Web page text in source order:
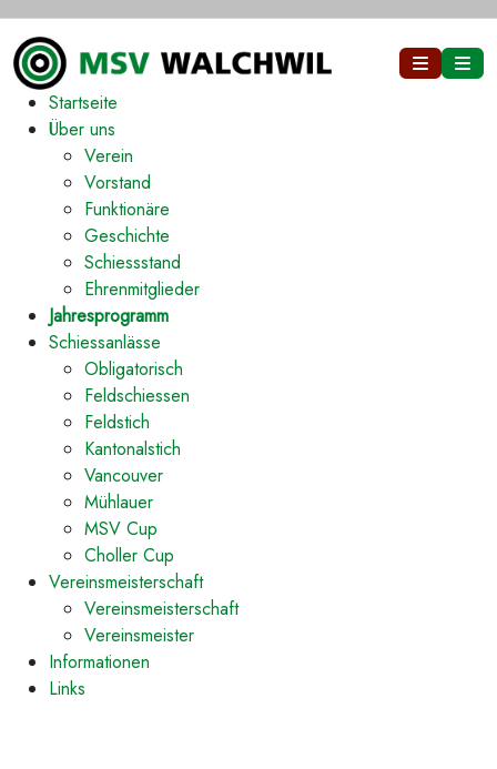
Startseite
Über uns
Verein
Vorstand
Funktionäre
Geschichte
Schiessstand
Ehrenmitglieder
Jahresprogramm
Schiessanlässe
Obligatorisch
Feldschiessen
Feldstich
Kantonalstich
Vancouver
Mühlauer
MSV Cup
Choller Cup
Vereinsmeisterschaft
Vereinsmeisterschaft
Vereinsmeister
Informationen
Links